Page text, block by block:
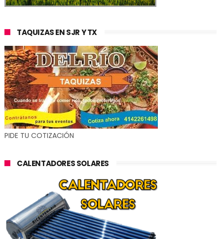
TAQUIZAS EN SJR Y TX
PIDE TU COTIZACIÓN
CALENTADORES SOLARES